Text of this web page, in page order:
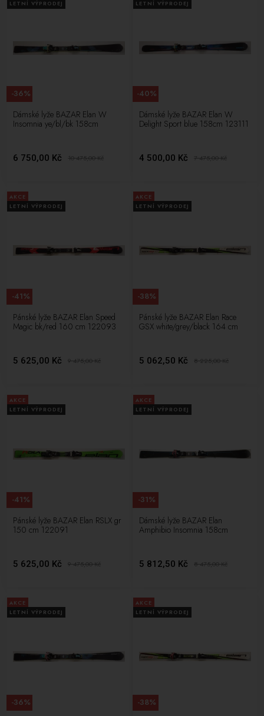
LETNÍ VÝPRODEJ
Dámské lyže BAZAR Elan W
Insomnia ye/bl/bk 158cm
6 750,00 Kč 10 475,00Kč
-36%
LETNÍ VÝPRODEJ
Dámské lyže BAZAR Elan W
Delight Sport blue 158cm 123111
4 500,00 Kč 7 475,00Kč
-40%
AKCE
LETNÍ VÝPRODEJ
Pánské lyže BAZAR Elan Speed
Magic bk/red 160 cm 122093
5 625,00 Kč 9 475,00Kč
-41%
AKCE
LETNÍ VÝPRODEJ
Pánské lyže BAZAR Elan Race
GSX white/grey/black 164 cm
5 062,50 Kč 8 225,00Kč
-38%
AKCE
LETNÍ VÝPRODEJ
Pánské lyže BAZAR Elan RSLX gr
150 cm 122091
5 625,00 Kč 9 475,00Kč
-41%
AKCE
LETNÍ VÝPRODEJ
Dámské lyže BAZAR Elan
Amphibio Insomnia 158cm
5 812,50 Kč 8 475,00Kč
-31%
AKCE
LETNÍ VÝPRODEJ
-36%
AKCE
LETNÍ VÝPRODEJ
-38%